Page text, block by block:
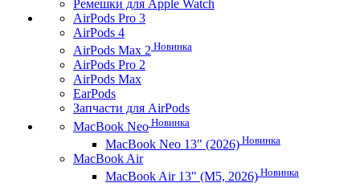
Ремешки для Apple Watch
AirPods Pro 3
AirPods 4
AirPods Max 2 Новинка
AirPods Pro 2
AirPods Max
EarPods
Запчасти для AirPods
MacBook Neo Новинка
MacBook Neo 13" (2026) Новинка
MacBook Air
MacBook Air 13" (M5, 2026) Новинка